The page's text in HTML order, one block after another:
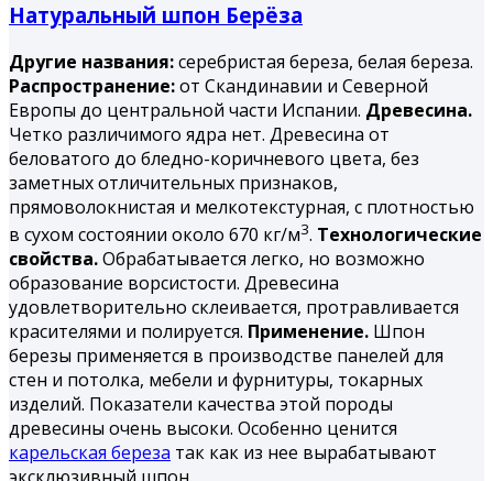
Натуральный шпон Берёза
Другие названия:серебристая береза, белая береза.
Распространение:от Скандинавии и Северной
Европы до центральной части Испании. Древесина.
Четко различимого ядра нет. Древесина от
беловатого до бледно-коричневого цвета, без
заметных отличительных признаков,
прямоволокнистая и мелкотекстурная, с плотностью
в сухом состоянии около 670 кг/м3. Технологические
свойства.Обрабатывается легко, но возможно
образование ворсистости. Древесина
удовлетворительно склеивается, протравливается
красителями и полируется. Применение. Шпон
березы применяется в производстве панелей для
стен и потолка, мебели и фурнитуры, токарных
изделий. Показатели качества этой породы
древесины очень высоки. Особенно ценится
карельская береза так как из нее вырабатывают